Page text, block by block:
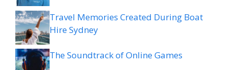
Travel Memories Created During Boat
Hire Sydney
The Soundtrack of Online Games